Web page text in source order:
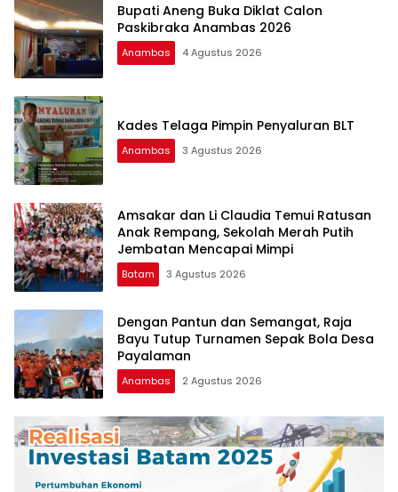
Bupati Aneng Buka Diklat Calon
Paskibraka Anambas 2026
Anambas 4 Agustus 2026
Kades Telaga Pimpin Penyaluran BLT
Anambas 3 Agustus 2026
Amsakar dan Li Claudia Temui Ratusan
Anak Rempang, Sekolah Merah Putih
Jembatan Mencapai Mimpi
Batam 3 Agustus 2026
Dengan Pantun dan Semangat, Raja
Bayu Tutup Turnamen Sepak Bola Desa
Payalaman
Anambas 2 Agustus 2026